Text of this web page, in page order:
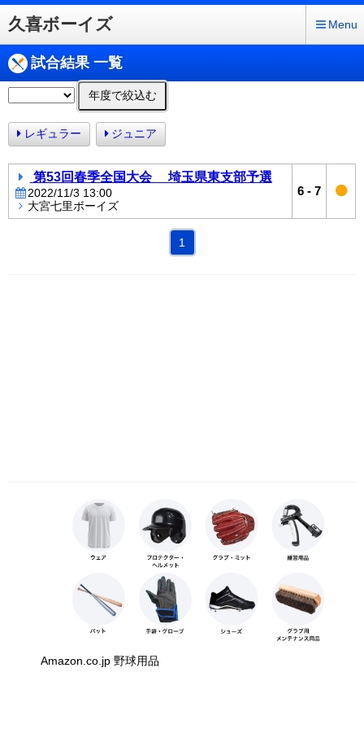
久喜ボーイズ Menu
試合結果 一覧
年度で絞込む
レギュラー ジュニア
第53回春季全国大会 埼玉県東支部予選
2022/11/3 13:00
大宮七里ボーイズ
6 - 7
1
Amazon.co.jp 野球用品